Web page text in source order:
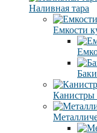
Наливная тара
Емкости
Канистры